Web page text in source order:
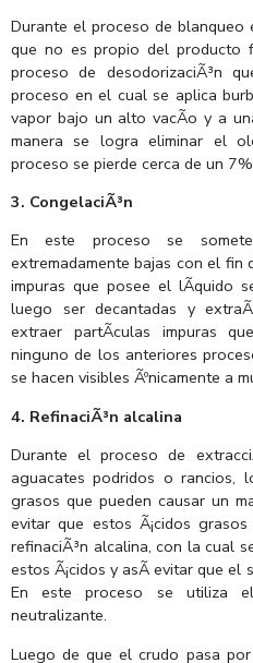
Durante el proceso de
que no es propio del producto
proceso de desodorizaciÃ³n
proceso en el cual se aplica
vapor bajo un alto vacÃ­o y a
manera se logra eliminar el
proceso se pierde cerca de un
3. CongelaciÃ³n
En este proceso se
extremadamente bajas con el
impuras que posee el lÃ­quido
luego ser decantadas y
extraer partÃ­culas impuras
ninguno de los anteriores
se hacen visibles Ãºnicamente a
4. RefinaciÃ³n alcalina
Durante el proceso de
aguacates podridos o rancios,
grasos que pueden causar un
evitar que estos Ã¡cidos
refinaciÃ³n alcalina, con la cual
estos Ã¡cidos y asÃ­ evitar que el
En este proceso se utiliza
neutralizante.
Luego de que el crudo pasa